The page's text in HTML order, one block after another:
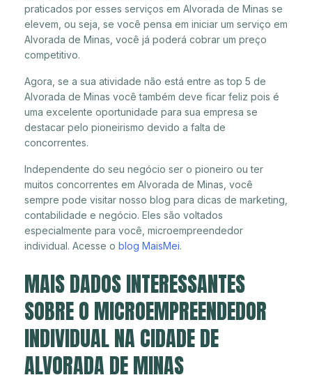
praticados por esses serviços em Alvorada de Minas se
elevem, ou seja, se você pensa em iniciar um serviço em
Alvorada de Minas, você já poderá cobrar um preço
competitivo.
Agora, se a sua atividade não está entre as top 5 de
Alvorada de Minas você também deve ficar feliz pois é
uma excelente oportunidade para sua empresa se
destacar pelo pioneirismo devido a falta de
concorrentes.
Independente do seu negócio ser o pioneiro ou ter
muitos concorrentes em Alvorada de Minas, você
sempre pode visitar nosso blog para dicas de marketing,
contabilidade e negócio. Eles são voltados
especialmente para você, microempreendedor
individual. Acesse o blog MaisMei.
MAIS DADOS INTERESSANTES
SOBRE O MICROEMPREENDEDOR
INDIVIDUAL NA CIDADE DE
ALVORADA DE MINAS